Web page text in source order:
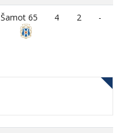
Šamot 65 4 2 -